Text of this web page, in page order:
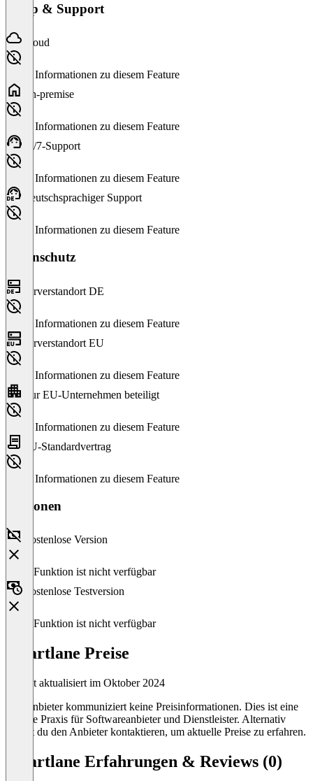
Setup & Support
Cloud
Keine Informationen zu diesem Feature
On-premise
Keine Informationen zu diesem Feature
24/7-Support
Keine Informationen zu diesem Feature
Deutschsprachiger Support
Keine Informationen zu diesem Feature
Datenschutz
Serverstandort DE
Keine Informationen zu diesem Feature
Serverstandort EU
Keine Informationen zu diesem Feature
Nur EU-Unternehmen beteiligt
Keine Informationen zu diesem Feature
EU-Standardvertrag
Keine Informationen zu diesem Feature
Versionen
Kostenlose Version
Diese Funktion ist nicht verfügbar
Kostenlose Testversion
Diese Funktion ist nicht verfügbar
Smartlane Preise
Zuletzt aktualisiert im Oktober 2024
Der Anbieter kommuniziert keine Preisinformationen. Dies ist eine
übliche Praxis für Softwareanbieter und Dienstleister. Alternativ
kannst du den Anbieter kontaktieren, um aktuelle Preise zu erfahren.
Smartlane Erfahrungen & Reviews (0)